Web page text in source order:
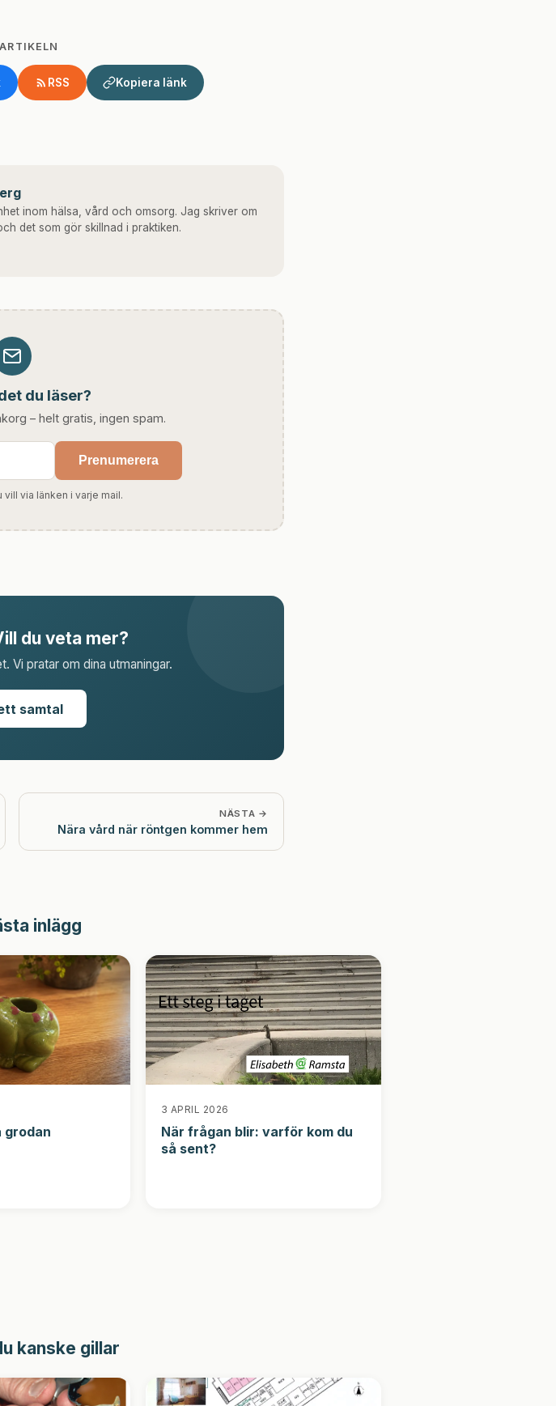
RSS Kopiera länk
inom hälsa, vård och omsorg. Jag skriver om
det som gör skillnad i praktiken.
du läser?
– helt gratis, ingen spam.
Prenumerera
vill via länken i varje mail.
du veta mer?
Vi pratar om dina utmaningar.
samtal
NÄSTA →
Nära vård när röntgen kommer hem
inlägg
grodan
3 APRIL 2026
När frågan blir: varför kom du
så sent?
kanske gillar